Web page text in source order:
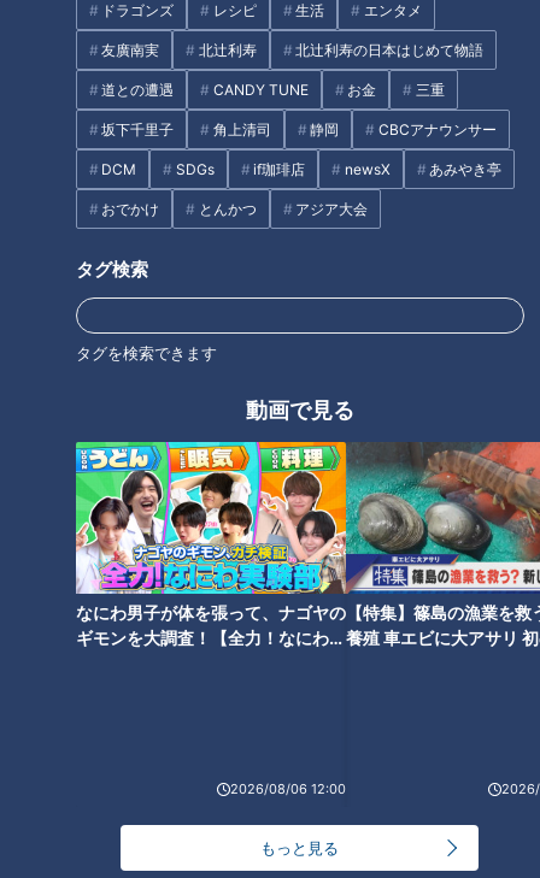
ドラゴンズ レシピ 生活 エンタメ
友廣南実 北辻利寿 北辻利寿の日本はじめて物語
道との遭遇 CANDY TUNE お金 三重
坂下千里子 角上清司 静岡 CBCアナウンサー
DCM SDGs if珈琲店 newsX あみやき亭
おでかけ とんかつ アジア大会
タグ検索
タグを検索できます
動画で見る
なにわ男子が体を張って、ナゴヤの
ギモンを大調査！【全力！なにわ実
2026/08/06 12:00
【特集】篠島の漁業を救
養殖 車エビに大アサリ
もっと見る
認知症患者と家族に密着【チャ
【11人大家族が行く！】猛暑を
忘れる超～ひんやり旅！ 人気
避暑地で食べ放題！？
エンタメ
皆藤愛子 石井亮次
ゴゴスマ
あと10分、生でしゃべります
毎週月～金曜のゴゴ1:55～放送。今日知っておきたいニュースや芸
能情報など、「今話題になっていること」をわかりやすく伝えてい
く情報番組「ゴゴスマ」。生の情報にこだわり、当日の事件・事
故、生中継、芸能速報などを生活者目線で、詳しくお伝えします。